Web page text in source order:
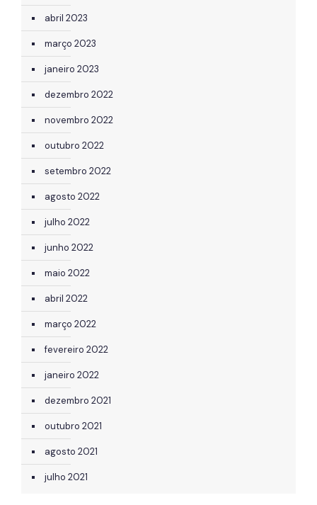
abril 2023
março 2023
janeiro 2023
dezembro 2022
novembro 2022
outubro 2022
setembro 2022
agosto 2022
julho 2022
junho 2022
maio 2022
abril 2022
março 2022
fevereiro 2022
janeiro 2022
dezembro 2021
outubro 2021
agosto 2021
julho 2021